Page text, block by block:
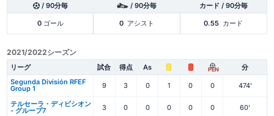
/ 90分毎 / 90分毎 カード / 90分毎
0ゴール 0 アシスト 0.55 カード
2021/2022シーズン
リーグ 試合 得点 As PEN
分
Segunda División RFEF
Group 1 9 3 0 1 0 0 474'
テルセーラ・ディビシオン
- グループ7 3 0 0 0 0 0 60'